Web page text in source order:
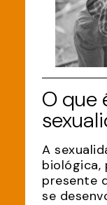
O que
A
biológica,
presente
se